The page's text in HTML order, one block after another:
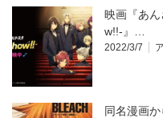
映画『あ
w!!-』…
2022/3/7
同名漫画